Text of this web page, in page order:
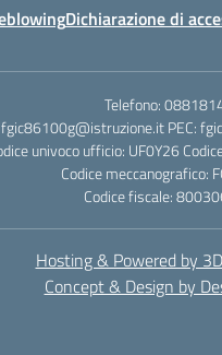
Dichiarazione di
Telefono:
PEC:
univoco ufficio: UF0Y26
Codice meccanografico:
Codice fiscale:
Hosting & Powered by
Concept & Design by